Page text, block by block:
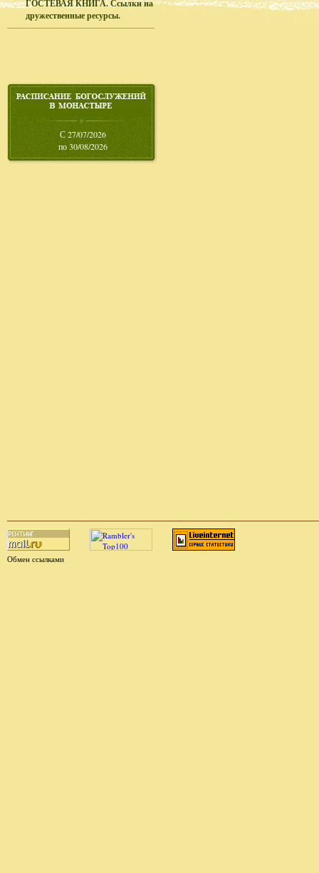
ГОСТЕВАЯ КНИГА. Ссылки на
дружественные ресурсы.
С 27/07/2026
по 30/08/2026
Обмен ссылками